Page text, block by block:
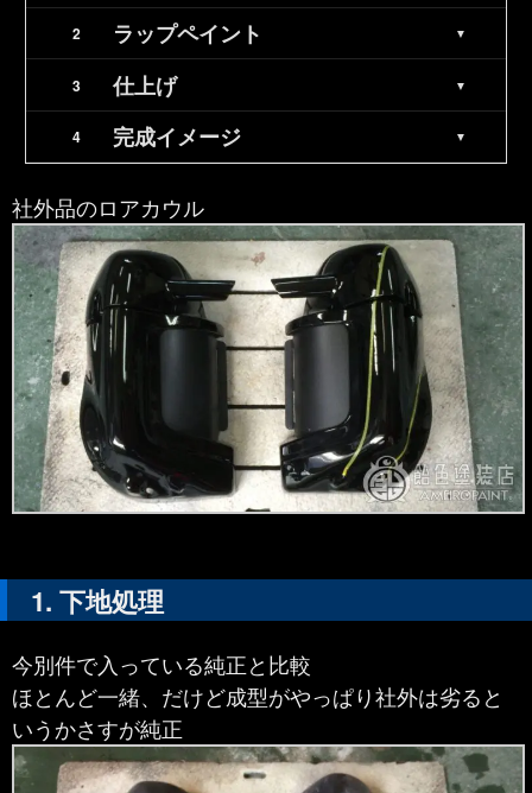
ラップペイント
仕上げ
完成イメージ
社外品のロアカウル
下地処理
今別件で入っている純正と比較
ほとんど一緒、だけど成型がやっぱり社外は劣ると
いうかさすが純正